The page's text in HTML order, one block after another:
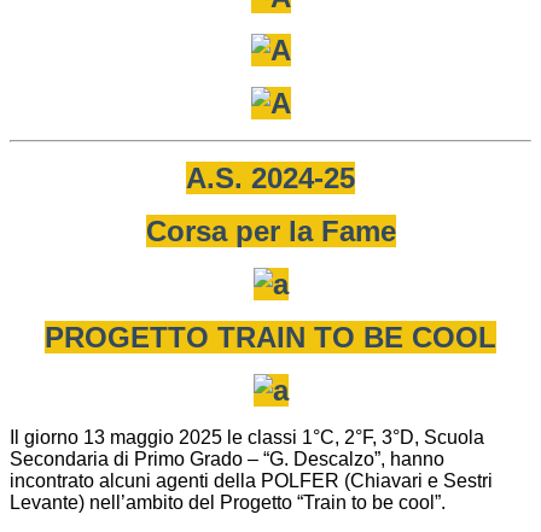
A.S. 2024-25
Corsa per la Fame
PROGETTO TRAIN TO BE COOL
Il giorno 13 maggio 2025 le classi 1°C, 2°F, 3°D, Scuola
Secondaria di Primo Grado – “G. Descalzo”, hanno
incontrato alcuni agenti della POLFER (Chiavari e Sestri
Levante) nell’ambito del Progetto “Train to be cool”.